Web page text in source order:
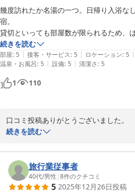
幾度訪れたか名湯の一つ。日帰り入浴な
宿。
貸切といっても部屋数が限られるため、
いれる。
チェクイン後に一風呂、夕食後に一風呂
飯前、チェックアウトギリギリ一風呂。
硫黄の香りが後を引き、風呂上がり後も
朝食はパン、サラダにコーヒー。夕食は
のもまた旅の醍醐味。
続きを読む
部屋: 5 | 接客・サービス: 5 | ロケーション: 5 |
温泉・お風呂: 5 | 設備: 5 | 清潔さ: 5
1 110
口コミ投稿ありがとうございました。
静かな自然と温泉
す。
本当にありがとうございました。
是非またのご利用お待ちしております。
続きを読む
旅行業従事者
40代/男性 |8件のクチコミ
5 2025年12月26日投稿